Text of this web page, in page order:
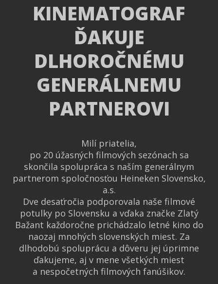
KINEMATOGRAF
ĎAKUJE
DLHOROČNÉMU
GENERÁLNEMU
PARTNEROVI
Milí priatelia,
po 20 úžasných filmových sezónach sa
skončila spolupráca s naším generálnym
partnerom spoločnosťou Heineken Slovensko,
a.s.
Dve desaťročia podporovala naše filmové
potulky po Slovensku a vďaka značke Zlatý
Bažant každoročne prichádzalo letné kino do
naozaj mnohých slovenských miest. Za
dlhodobú spoluprácu a dôveru jej úprimne
ďakujeme, aj v mene všetkých miest
a nespočetných filmových fanúšikov.